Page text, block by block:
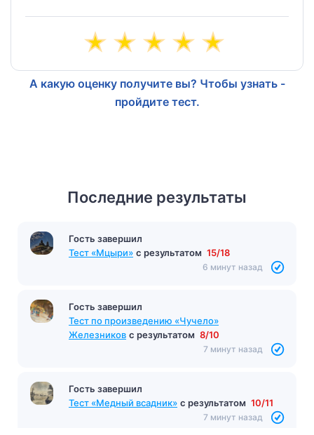
А какую оценку получите вы? Чтобы узнать -
пройдите тест.
Последние результаты
Гость завершил
Тест «Мцыри» с результатом 15/18
6 минут назад
Гость завершил
Тест по произведению «Чучело»
Железников с результатом 8/10
7 минут назад
Гость завершил
Тест «Медный всадник» с результатом 10/11
7 минут назад